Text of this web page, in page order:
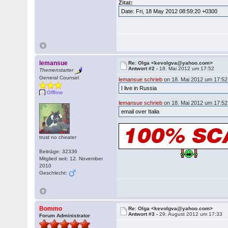
Zitat:
Date: Fri, 18 May 2012 08:59:20 +0300
lemansue
Themenstarter
General Counsel
Offline
trust no cheater
Beiträge: 32336
Mitglied seit: 12. November
2010
Geschlecht:
Re: Olga <kevolgva@yahoo.com>
Antwort #2 - 18. Mai 2012 um 17:52
lemansue schrieb on 18. Mai 2012 um
I live in Russia
lemansue schrieb on 18. Mai 2012 um
email over Italia
Bommo
Forum Administrator
Re: Olga <kevolgva@yahoo.com>
Antwort #3 -29. August 2012 um 17:33